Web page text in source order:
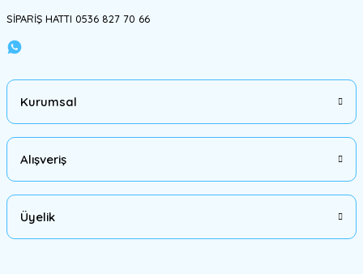
SİPARİŞ HATTI 0536 827 70 66
Kurumsal
Alışveriş
Üyelik